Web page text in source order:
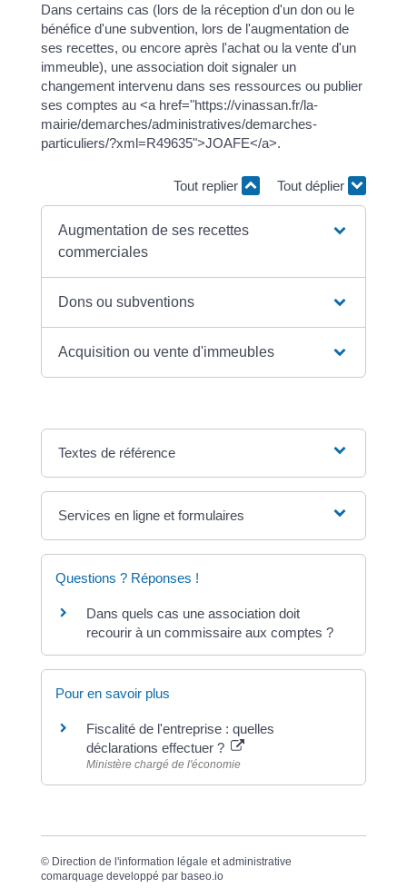
Dans certains cas (lors de la réception d'un don ou le
bénéfice d'une subvention, lors de l'augmentation de
ses recettes, ou encore après l'achat ou la vente d'un
immeuble), une association doit signaler un
changement intervenu dans ses ressources ou publier
ses comptes au <a href="https://vinassan.fr/la-
mairie/demarches/administratives/demarches-
particuliers/?xml=R49635">JOAFE</a>.
Tout replier Tout déplier
Augmentation de ses recettes
commerciales
Dons ou subventions
Acquisition ou vente d'immeubles
Textes de référence
Services en ligne et formulaires
Questions ? Réponses !
Dans quels cas une association doit
recourir à un commissaire aux comptes ?
Pour en savoir plus
Fiscalité de l'entreprise : quelles
déclarations effectuer ?
Ministère chargé de l'économie
© Direction de l'information légale et administrative
comarquage developpé par baseo.io